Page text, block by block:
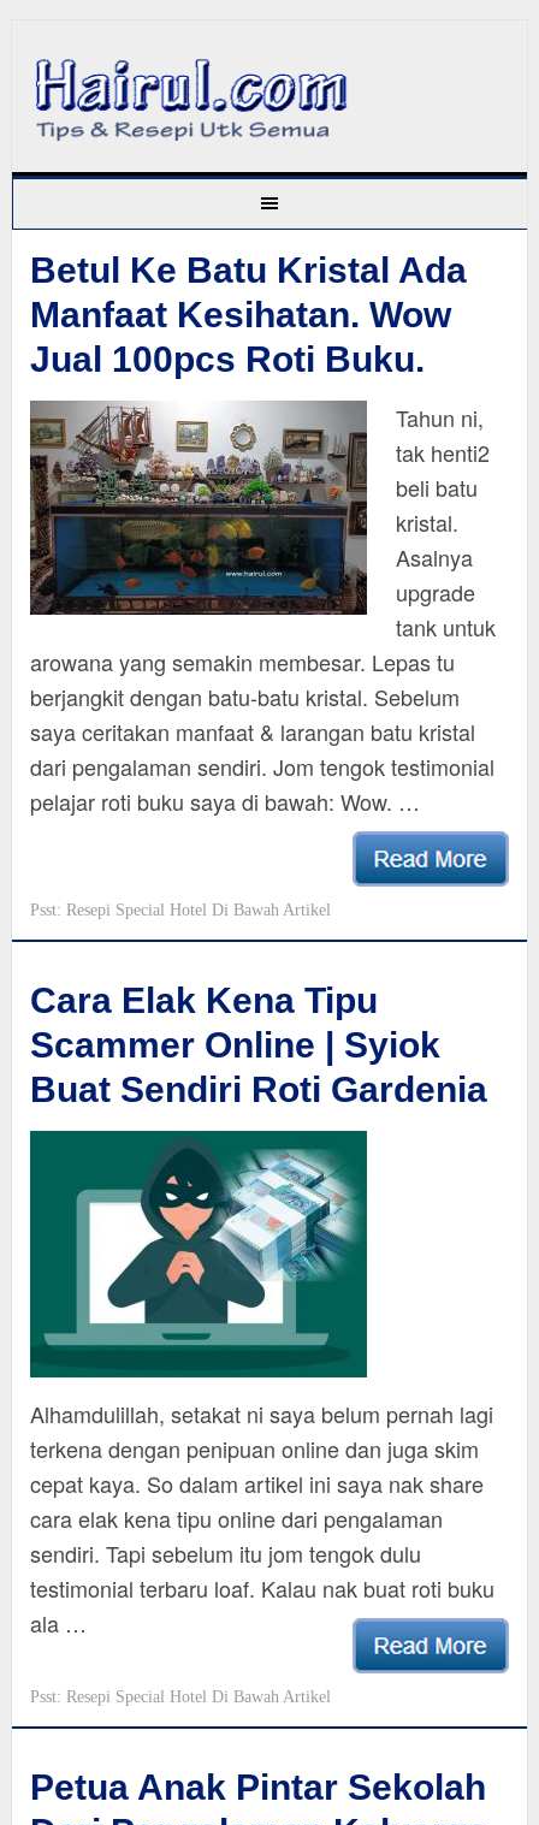
Betul Ke Batu Kristal Ada
Manfaat Kesihatan. Wow
Jual 100pcs Roti Buku.
Tahun ni,
tak henti2
beli batu
kristal.
Asalnya
upgrade
tank untuk
arowana yang semakin membesar. Lepas tu
berjangkit dengan batu-batu kristal. Sebelum
saya ceritakan manfaat & larangan batu kristal
dari pengalaman sendiri. Jom tengok testimonial
pelajar roti buku saya di bawah: Wow. …
Psst: Resepi Special Hotel Di Bawah Artikel
Cara Elak Kena Tipu
Scammer Online | Syiok
Buat Sendiri Roti Gardenia
Alhamdulillah, setakat ni saya belum pernah lagi
terkena dengan penipuan online dan juga skim
cepat kaya. So dalam artikel ini saya nak share
cara elak kena tipu online dari pengalaman
sendiri. Tapi sebelum itu jom tengok dulu
testimonial terbaru loaf. Kalau nak buat roti buku
ala …
Psst: Resepi Special Hotel Di Bawah Artikel
Petua Anak Pintar Sekolah